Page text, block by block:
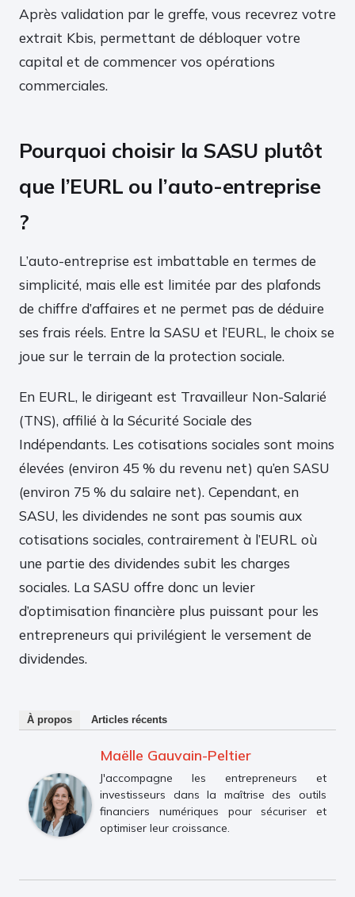
Après validation par le greffe, vous recevrez votre
extrait Kbis, permettant de débloquer votre
capital et de commencer vos opérations
commerciales.
Pourquoi choisir la SASU plutôt
que l’EURL ou l’auto-entreprise
?
L’auto-entreprise est imbattable en termes de
simplicité, mais elle est limitée par des plafonds
de chiffre d’affaires et ne permet pas de déduire
ses frais réels. Entre la SASU et l’EURL, le choix se
joue sur le terrain de la protection sociale.
En EURL, le dirigeant est Travailleur Non-Salarié
(TNS), affilié à la Sécurité Sociale des
Indépendants. Les cotisations sociales sont moins
élevées (environ 45 % du revenu net) qu’en SASU
(environ 75 % du salaire net). Cependant, en
SASU, les dividendes ne sont pas soumis aux
cotisations sociales, contrairement à l’EURL où
une partie des dividendes subit les charges
sociales. La SASU offre donc un levier
d’optimisation financière plus puissant pour les
entrepreneurs qui privilégient le versement de
dividendes.
À propos Articles récents
Maëlle Gauvain-Peltier
J'accompagne les entrepreneurs et
investisseurs dans la maîtrise des outils
financiers numériques pour sécuriser et
optimiser leur croissance.